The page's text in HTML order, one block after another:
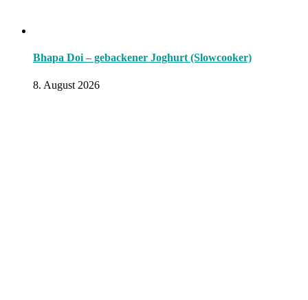
Bhapa Doi – gebackener Joghurt (Slowcooker)
8. August 2026